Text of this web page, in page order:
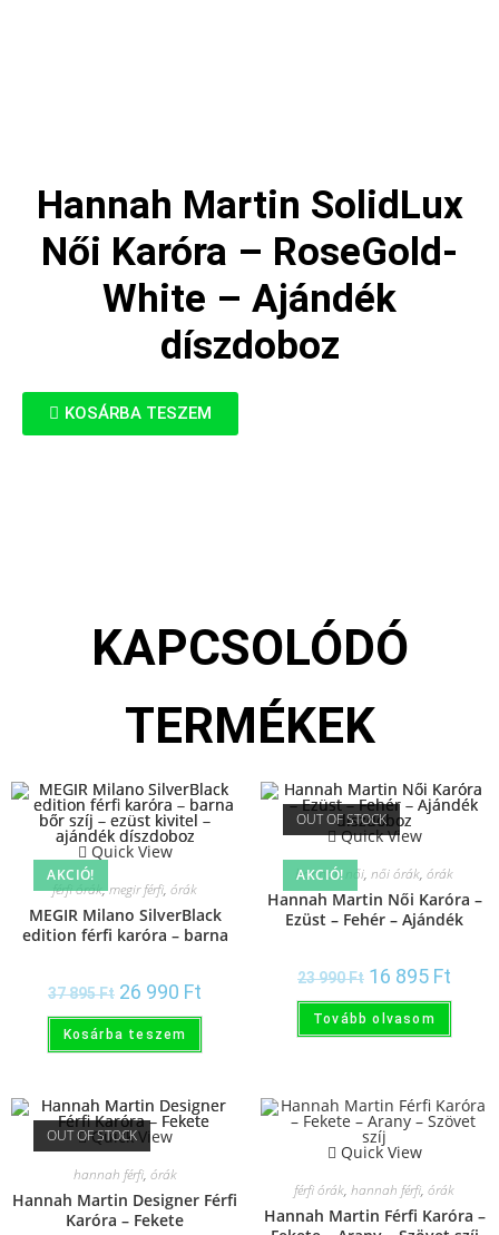
Hannah Martin SolidLux
Női Karóra – RoseGold-
White – Ajándék
díszdoboz
KOSÁRBA TESZEM
KAPCSOLÓDÓ
TERMÉKEK
AKCIÓ!
Quick View
férfi órák,megir férfi, órák
MEGIR Milano SilverBlack
edition férfi karóra – barna
37 895Ft 26 990 Ft
Kosárba teszem
OUT OF STOCK
AKCIÓ!
Quick View
hannah női, női órák, órák
Hannah Martin Női Karóra –
Ezüst – Fehér – Ajándék
23 990Ft 16 895 Ft
Tovább olvasom
OUT OF STOCK
Quick View
hannah férfi, órák
Hannah Martin Designer Férfi
Karóra – Fekete
Quick View
férfi órák, hannah férfi, órák
Hannah Martin Férfi Karóra –